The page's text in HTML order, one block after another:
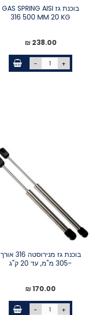
בוכנת גז GAS SPRING AISI
316 500 MM 20 KG
238.00 ₪
- +
בוכנת גז מנירוסטה 316 אורך
-305 מ"מ, עד 20 ק"ג
170.00 ₪
- +